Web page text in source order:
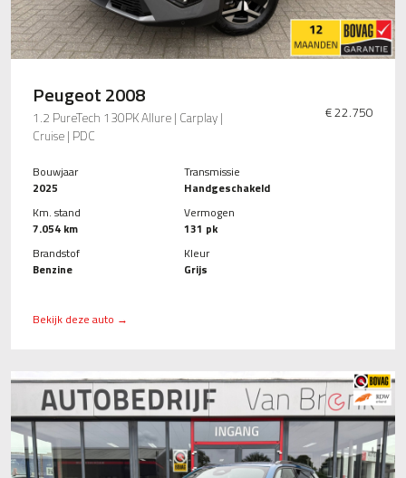
Peugeot 2008
1.2 PureTech 130PK Allure | Carplay |
Cruise | PDC
€ 22.750
Bouwjaar
2025
Km. stand
7.054 km
Brandstof
Benzine
Transmissie
Handgeschakeld
Vermogen
131 pk
Kleur
Grijs
Bekijk deze auto →